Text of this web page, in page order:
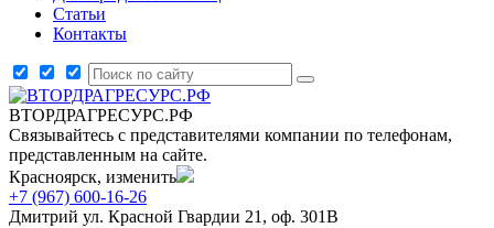
Статьи
Контакты
ВТОРДРАГРЕСУРС.РФ
Связывайтесь с представителями компании по телефонам,
представленным на сайте.
Красноярск, изменить
+7 (967) 600-16-26
Дмитрий ул. Красной Гвардии 21, оф. 301В